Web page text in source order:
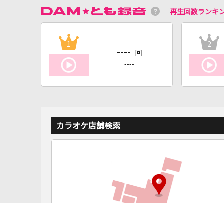
再生回数ランキ
1
---- 回
----
2
カラオケ店舗検索